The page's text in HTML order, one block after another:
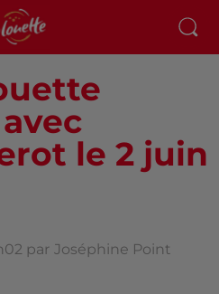
le 2 juin
par Joséphine Point